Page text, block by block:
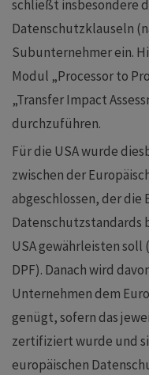
schließt insbesondere
Datenschutzklauseln
Subunternehmer ein.
Modul „Processor to
„Transfer Impact
durchzuführen.
Für die USA wurde
zwischen der
abgeschlossen, der die
Datenschutzstandards
USA gewährleisten soll
DPF). Danach wird
Unternehmen dem
genügt, sofern das
zertifiziert wurde und
europäischen